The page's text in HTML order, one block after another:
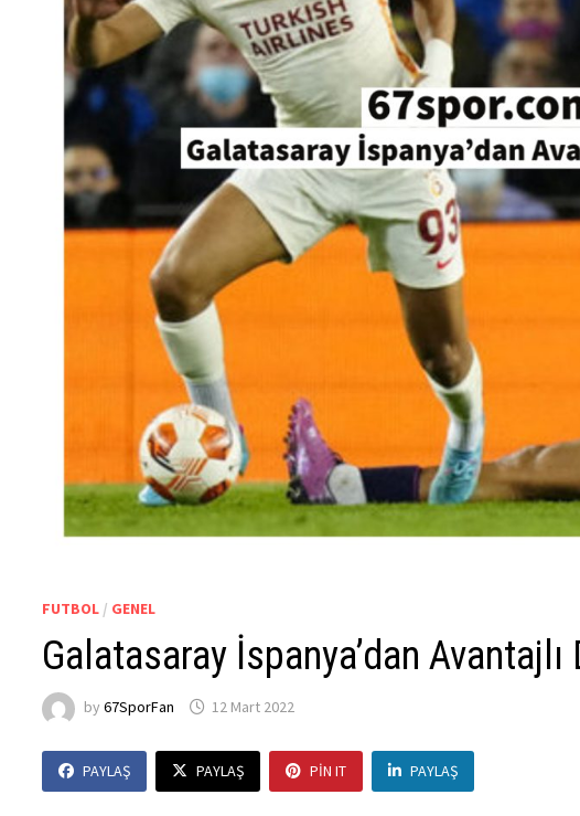
FUTBOL / GENEL
Galatasaray İspanya’dan Avantajlı
by67SporFan 12 Mart 2022
PAYLAŞ PAYLAŞ PIN IT PAYLAŞ